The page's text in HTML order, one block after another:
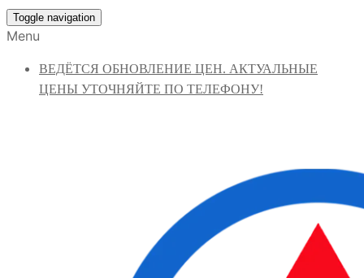
Toggle navigation
Menu
ВЕДЁТСЯ ОБНОВЛЕНИЕ ЦЕН. АКТУАЛЬНЫЕ
ЦЕНЫ УТОЧНЯЙТЕ ПО ТЕЛЕФОНУ!